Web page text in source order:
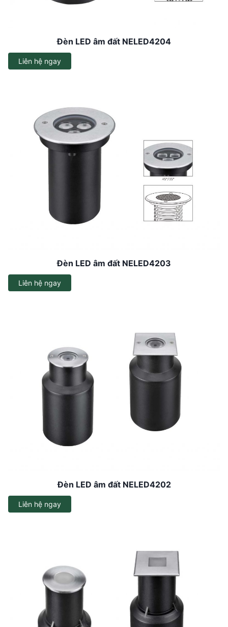
Đèn LED âm đất NELED4204
Liên hệ ngay
Đèn LED âm đất NELED4203
Liên hệ ngay
Đèn LED âm đất NELED4202
Liên hệ ngay